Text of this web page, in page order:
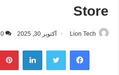
Store
Lion Tech أكتوبر 30, 2025 0
فيسبوك تويتر لينكدإن